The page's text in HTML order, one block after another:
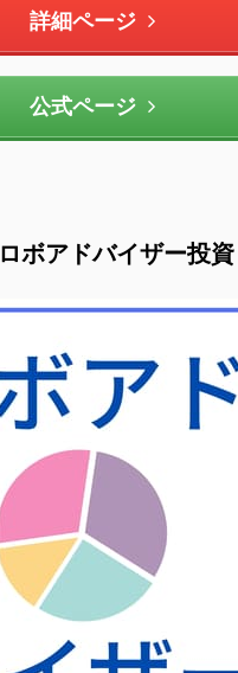
詳細ページ
公式ページ
ロボアドバイザー投資